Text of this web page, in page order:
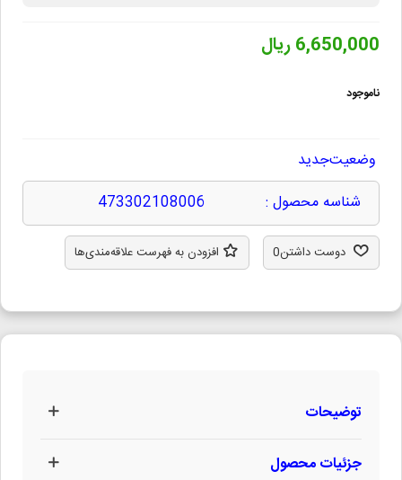
6,650,000 ریال
ناموجود
وضعیتجدید
شناسه محصول :
473302108006
دوست داشتن0 افزودن به فهرست علاقه‌مندی‌ها
توضیحات
جزئیات محصول